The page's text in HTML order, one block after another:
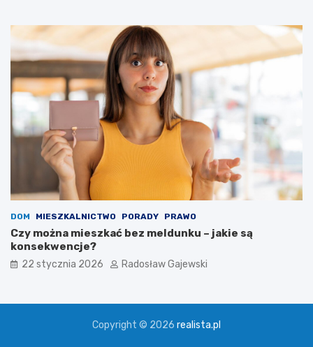
DOM MIESZKALNICTWO PORADY PRAWO
Czy można mieszkać bez meldunku – jakie są
konsekwencje?
22 stycznia 2026 Radosław Gajewski
Copyright © 2026 realista.pl